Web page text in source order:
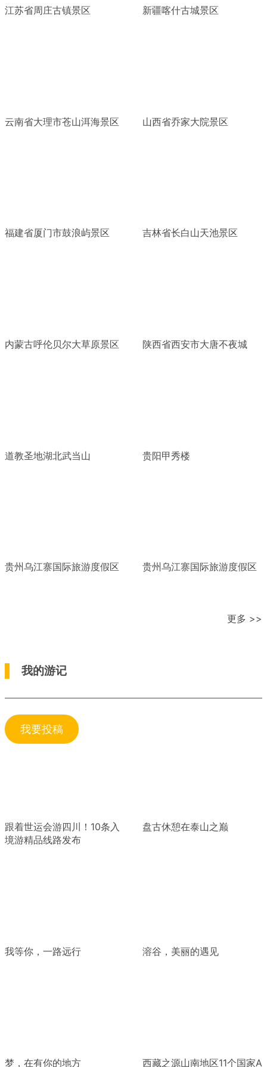
江苏省周庄古镇景区 新疆喀什古城景区
云南省大理市苍山洱海景区 山西省乔家大院景区
福建省厦门市鼓浪屿景区 吉林省长白山天池景区
内蒙古呼伦贝尔大草原景区 陕西省西安市大唐不夜城
道教圣地湖北武当山 贵阳甲秀楼
贵州乌江寨国际旅游度假区 贵州乌江寨国际旅游度假区
更多 >>
我的游记
我要投稿
跟着世运会游四川！10条入
境游精品线路发布
盘古休憩在泰山之巅
我等你，一路远行 溶谷，美丽的遇见
梦，在有你的地方 西藏之源山南地区11个国家A